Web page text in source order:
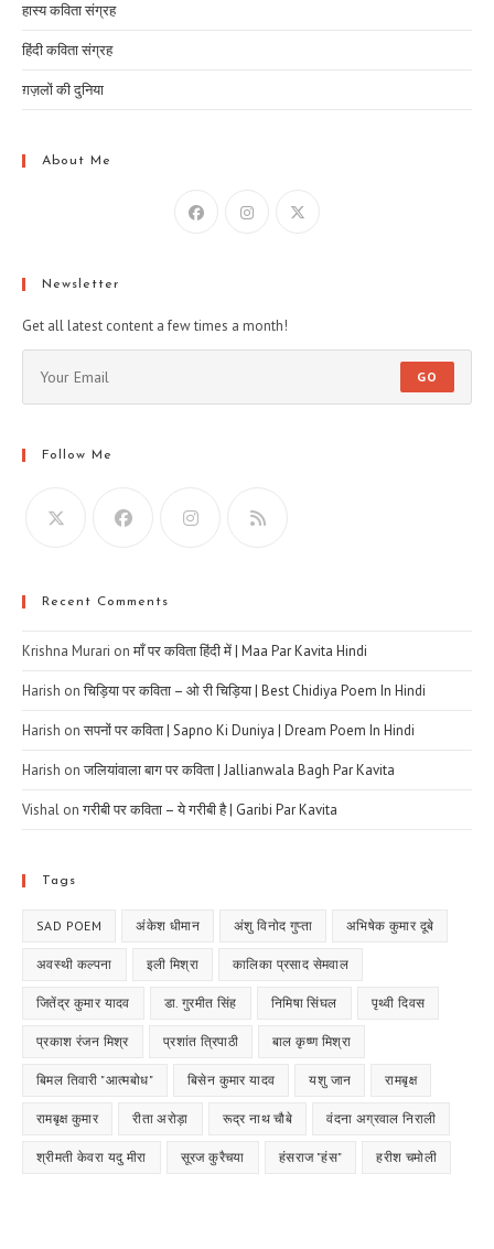
हास्य कविता संग्रह
हिंदी कविता संग्रह
ग़ज़लों की दुनिया
About Me
Newsletter
Get all latest content a few times a month!
GO
Follow Me
Recent Comments
Krishna Murari onमाँ पर कविता हिंदी में | Maa Par Kavita Hindi
Harish onचिड़िया पर कविता – ओ री चिड़िया | Best Chidiya Poem In Hindi
Harish onसपनों पर कविता | Sapno Ki Duniya | Dream Poem In Hindi
Harish onजलियांवाला बाग पर कविता | Jallianwala Bagh Par Kavita
Vishal onगरीबी पर कविता – ये गरीबी है | Garibi Par Kavita
Tags
SAD POEM अंकेश धीमान अंशु विनोद गुप्ता अभिषेक कुमार दूबे
अवस्थी कल्पना इली मिश्रा कालिका प्रसाद सेमवाल
जितेंद्र कुमार यादव डा. गुरमीत सिंह निमिषा सिंघल पृथ्वी दिवस
प्रकाश रंजन मिश्र प्रशांत त्रिपाठी बाल कृष्ण मिश्रा
बिमल तिवारी "आत्मबोध" बिसेन कुमार यादव यशु जान रामबृक्ष
रामबृक्ष कुमार रीता अरोड़ा रूद्र नाथ चौबे वंदना अग्रवाल निराली
श्रीमती केवरा यदु मीरा सूरज कुरैचया हंसराज "हंस" हरीश चमोली